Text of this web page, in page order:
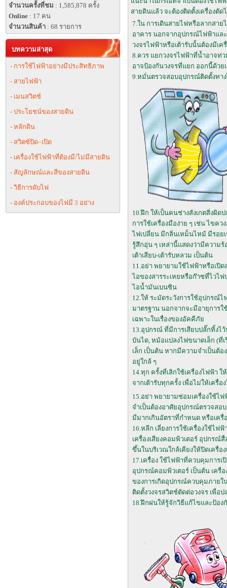
จำนวนครั้งที่ชม : 1,585,878 ครั้ง
Online : 17 คน
จำนวนสินค้า : 68 รายการ
บทความล่าสุด
- การใช้ไฟฟ้าอย่างมีประสิทธิภาพ
- สายไฟฟ้า
- เมนสวิตช์
- ประโยชน์ของสายดิน
- หลักดิน
- สวิตซ์ปิด–เปิด
- เครื่องใช้ไฟฟ้าที่ต้องมี/ไม่มีสายดิน
- สัญลักษณ์และสีของสายดิน
- วิธีการดับไฟ
- องค์ประกอบของไฟมี 3 อย่าง
สายดินแล้ว จะต้องติดตั้งเครื่องตั
7.ใน การเดินสายไฟหรือลากสาย
อาคาร นอกจากอุปกรณ์ไฟฟ้าแล
วงจรไฟฟ้าหรือเต้ารับนั้นต้องมีเ
8.ควร แยกวงจรไฟฟ้าที่น้ำอาจท่
อาจป้องกันวงจรที่แยก ออกนี้ด้วย
9.หมั่นตรวจสอบอุปกรณ์ติดตั้งทาง
10.ฝึก ให้เป็นคนช่างสังเกตสิ่งผิ
การใช้เครื่องมือง่าย ๆ เช่น ไขคว
ไฟเปลี่ยน มีกลิ่นเหม็นไหม้ มีรอ
รู้สึกอุ่น ๆ เหล่านี้แสดงว่ามีความ
เต้าเสียบ-เต้ารับหลวม เป็นต้น
11.อย่า พยายามใช้ไฟฟ้าหรือเปิ
ไอของสารระเหยหรือก๊าซที่ไวไ
ไอน้ำมันเบนซิน
12.ให้ ระมัดระวังการใช้อุปกรณ์
มาตรฐาน นอกจากจะมีอายุการ
เฉพาะในเรื่องของอัคคีภัย
13.อุปกรณ์ ที่มีการเสียบปลั๊กทิ้งไ
บันได, หม้อแปลงไฟขนาดเล็ก (ที่
เล็ก เป็นต้น หากมีความจำเป็นต้
อยู่ใกล้ ๆ
14.ทุก ครั้งที่เลิกใช้เครื่องไฟฟ้า
จากเต้ารับทุกครั้ง เพื่อไม่ให้เครื่อ
15.อย่า พยายามซ่อมเครื่องใช้ไ
จำเป็นต้องอาศัยอุปกรณ์ตรวจสอ
มีมากเกินอัตราที่กำหนด หรือเค
16.หลีก เลี่ยงการใช้เครื่องใช้ไ
เครื่องเสียงคอมพิวเตอร์ อุปกรณ์
ขึ้นในบริเวณใกล้เคียงให้ปิดเครื่
17.เครื่อง ใช้ไฟฟ้าที่ควบคุมการ
อุปกรณ์คอมพิวเตอร์ เป็นต้น เครื่อ
ของการเกิดอุปกรณ์ควบคุมภายใ
ติดตั้งวงจรสวิตช์ตัดต่อวงจร เพื่อ
18.ฝึกฝนให้รู้จักวิธีแก้ไขและป้อ